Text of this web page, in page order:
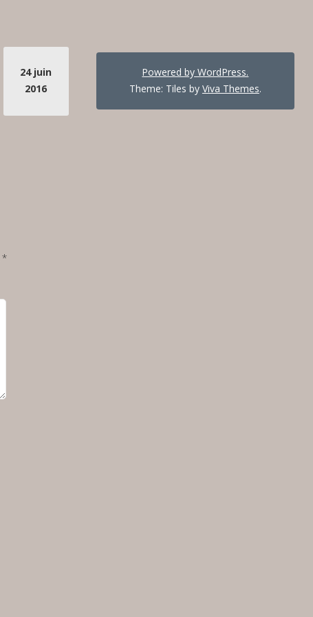
24 juin
2016
*
Powered by WordPress.
Theme: Tiles by Viva Themes.